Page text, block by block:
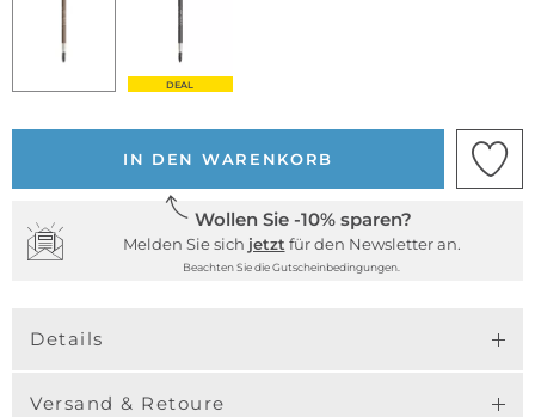
DEAL
IN DEN WARENKORB
Wollen Sie -10% sparen?
Melden Sie sich jetzt für den Newsletter an.
Beachten Sie die Gutscheinbedingungen.
Details
Versand & Retoure